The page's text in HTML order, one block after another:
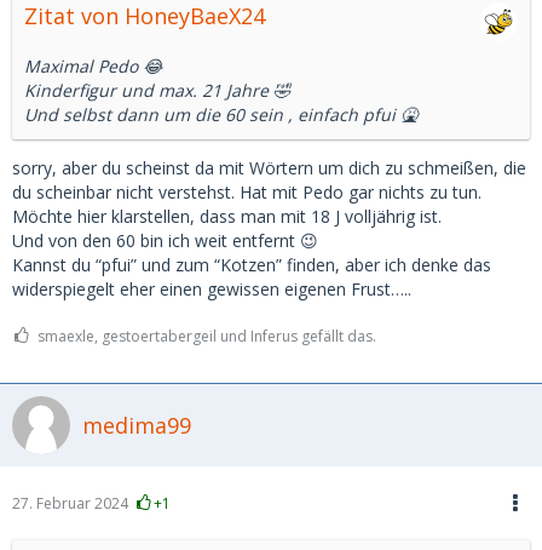
Zitat von HoneyBaeX24
Maximal Pedo 😂
Kinderfigur und max. 21 Jahre 🤣
Und selbst dann um die 60 sein , einfach pfui 🤮
sorry, aber du scheinst da mit Wörtern um dich zu schmeißen, die
du scheinbar nicht verstehst. Hat mit Pedo gar nichts zu tun.
Möchte hier klarstellen, dass man mit 18 J volljährig ist.
Und von den 60 bin ich weit entfernt 😉
Kannst du “pfui” und zum “Kotzen” finden, aber ich denke das
widerspiegelt eher einen gewissen eigenen Frust…..
smaexle, gestoertabergeil und Inferus gefällt das.
medima99
27. Februar 2024 +1